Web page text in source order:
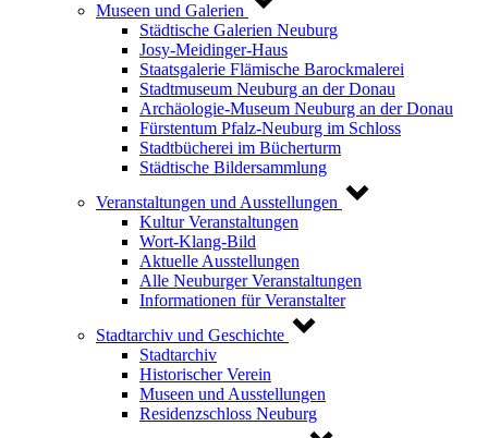
Museen und Galerien
Städtische Galerien Neuburg
Josy-Meidinger-Haus
Staatsgalerie Flämische Barockmalerei
Stadtmuseum Neuburg an der Donau
Archäologie-Museum Neuburg an der Donau
Fürstentum Pfalz-Neuburg im Schloss
Stadtbücherei im Bücherturm
Städtische Bildersammlung
Veranstaltungen und Ausstellungen
Kultur Veranstaltungen
Wort-Klang-Bild
Aktuelle Ausstellungen
Alle Neuburger Veranstaltungen
Informationen für Veranstalter
Stadtarchiv und Geschichte
Stadtarchiv
Historischer Verein
Museen und Ausstellungen
Residenzschloss Neuburg